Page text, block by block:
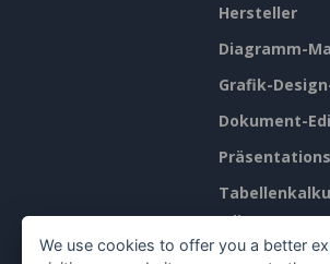
Hersteller
Diagramm-
Grafik-
Dokument-
Editor
We use cookies to offer you a better